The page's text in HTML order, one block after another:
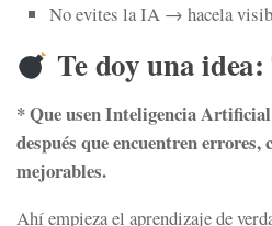
No evites la IA → hacela
Te doy una
* Que usen Inteligencia
después que encuentren errores,
mejorables.
Ahí empieza el aprendizaje de